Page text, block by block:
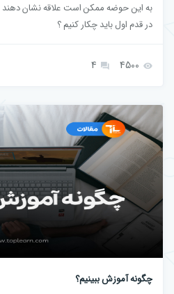
به این حوضه ممکن است علاقه نشان
در قدم اول باید چکار کنیم ؟
چگونه آموزش ببینیم؟